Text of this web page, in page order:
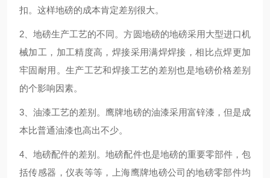
扣。这样地磅的成本肯定差别很大。
2、地磅生产工艺的不同。方圆地磅的地磅采用大型进口机
械加工，加工精度高，焊接采用满焊焊接，相比点焊更加
牢固耐用。生产工艺和焊接工艺的差别也是地磅价格差别
的个影响因素。
3、油漆工艺的差别。鹰牌地磅的油漆采用富锌漆，但是成
本比普通油漆也高出不少。
4、地磅配件的差别。地磅配件也是地磅的重要零部件，包
括传感器，仪表等等，上海鹰牌地磅公司的地磅零部件均